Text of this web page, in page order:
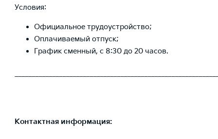
Условия:
Официальное трудоустройство;
Оплачиваемый отпуск;
График сменный, с 8:30 до 20 часов.
Контактная информация: